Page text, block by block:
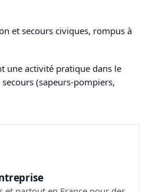
et secours civiques, rompus à
une activité pratique dans le
(sapeurs-pompiers,